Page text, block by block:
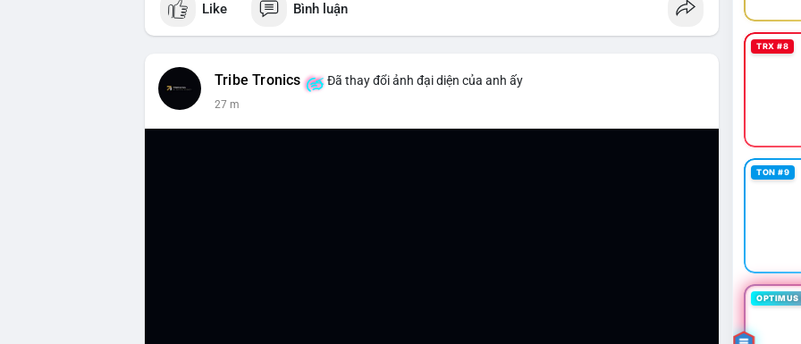
Like Bình luận
Tribe Tronics Đã thay đổi ảnh đại diện của anh ấy
27 m
TRX #8
TON #9
OPTIMUS